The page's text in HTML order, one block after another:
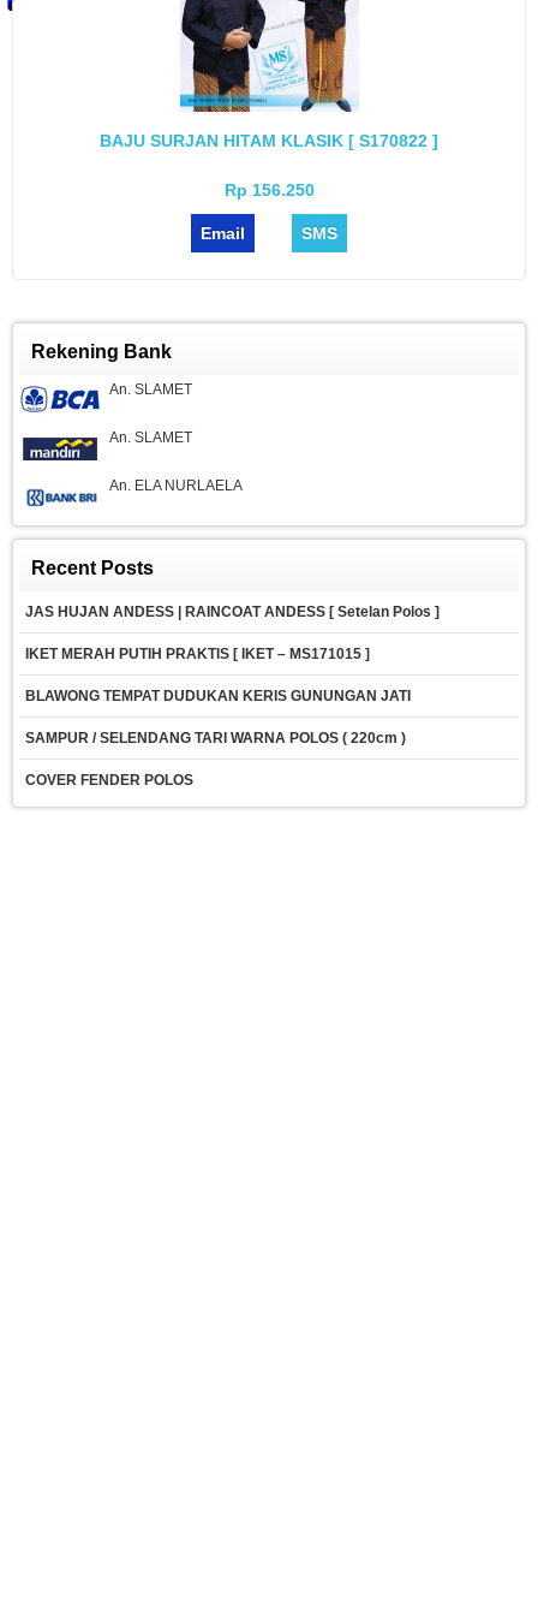
BAJU SURJAN HITAM KLASIK [ S170822 ]
Rp 156.250
Email SMS
Rekening Bank
An. SLAMET
An. SLAMET
An. ELA NURLAELA
Recent Posts
JAS HUJAN ANDESS | RAINCOAT ANDESS [ Setelan Polos ]
IKET MERAH PUTIH PRAKTIS [ IKET – MS171015 ]
BLAWONG TEMPAT DUDUKAN KERIS GUNUNGAN JATI
SAMPUR / SELENDANG TARI WARNA POLOS ( 220cm )
COVER FENDER POLOS